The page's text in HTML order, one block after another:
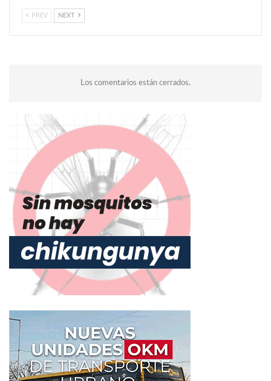
PREV NEXT
Los comentarios están cerrados.